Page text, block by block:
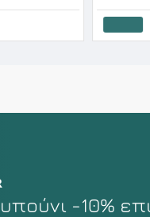
-10%